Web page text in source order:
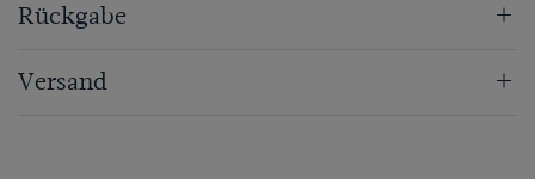
Rückgabe
Versand